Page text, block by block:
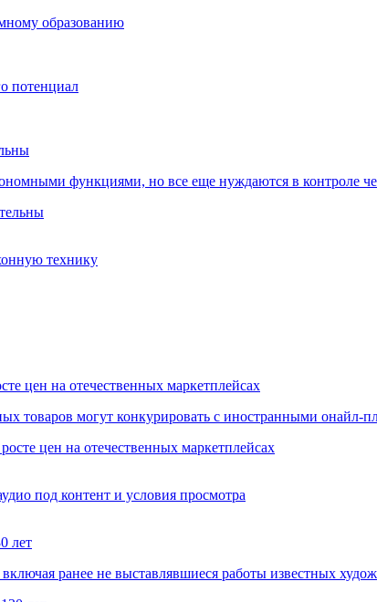
потенциал
функциями, но все еще нуждаются в контроле
технику
цен на отечественных маркетплейсах
товаров могут конкурировать с иностранными онайл-
под контент и условия просмотра
лет
ранее не выставлявшиеся работы известных